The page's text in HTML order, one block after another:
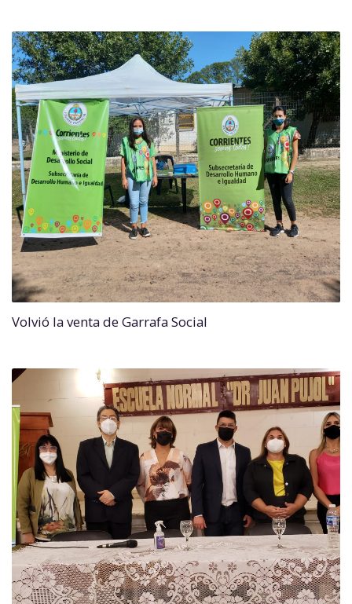
Volvió la venta de Garrafa Social